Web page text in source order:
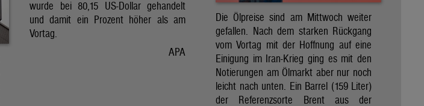
wurde bei 80,15 US-Dollar gehandelt
und damit ein Prozent höher als am
Vortag.
APA
Die Ölpreise sind am Mittwoch weiter
gefallen. Nach dem starken Rückgang
vom Vortag mit der Hoffnung auf eine
Einigung im Iran-Krieg ging es mit den
Notierungen am Ölmarkt aber nur noch
leicht nach unten. Ein Barrel (159 Liter)
der Referenzsorte Brent aus der